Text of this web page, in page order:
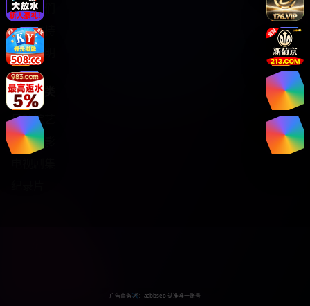
关于我们
服务支持
版权声明
热门分类
日韩综艺
热门电影